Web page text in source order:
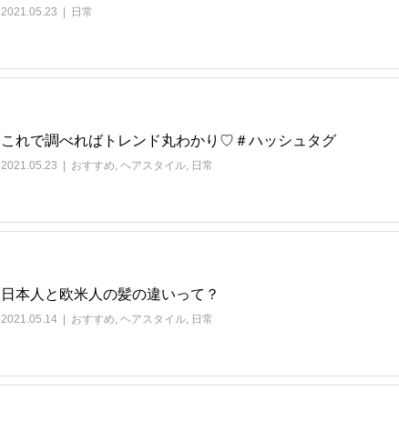
2021.05.23 日常
これで調べればトレンド丸わかり♡＃ハッシュタグ
2021.05.23 おすすめ, ヘアスタイル, 日常
日本人と欧米人の髪の違いって？
2021.05.14 おすすめ, ヘアスタイル, 日常